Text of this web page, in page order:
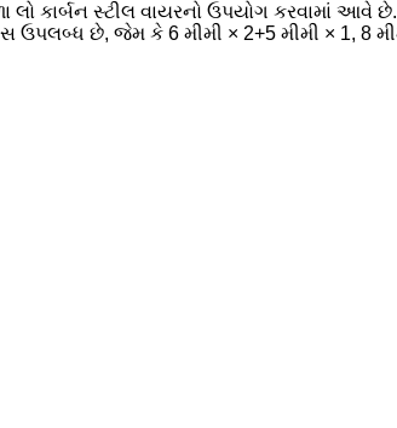
લો કાર્બન સ્ટીલ વાયરનો ઉપયોગ કરવામાં
છે, જેમ કે 6 મીમી × 2+5 મીમી × 1, 8